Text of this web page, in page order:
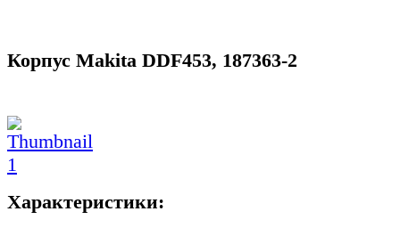
Корпус Makita DDF453, 187363-2
Характеристики: